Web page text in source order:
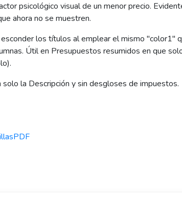
psicológico visual de un menor precio.
ahora no se muestren.
los títulos al emplear el mismo "color1"
Útil en Presupuestos resumidos en que
la Descripción y sin desgloses de impuestos.